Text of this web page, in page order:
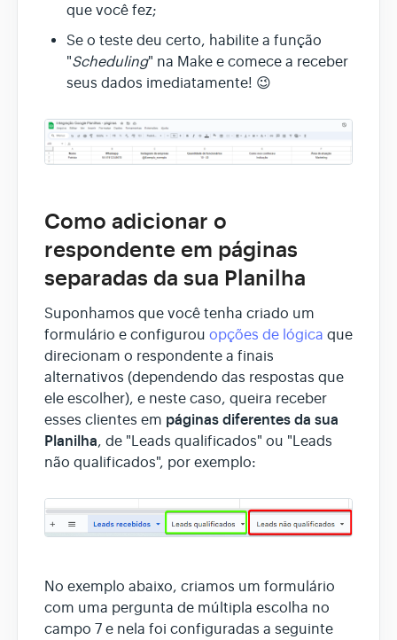
que você fez;
Se o teste deu certo, habilite a função
"Scheduling" na Make e comece a receber
seus dados imediatamente! 😉
Como adicionar o
respondente em páginas
separadas da sua Planilha
Suponhamos que você tenha criado um
formulário e configurou opções de lógica que
direcionam o respondente a finais
alternativos (dependendo das respostas que
ele escolher), e neste caso, queira receber
esses clientes em páginas diferentes da sua
Planilha, de "Leads qualificados" ou "Leads
não qualificados", por exemplo:
No exemplo abaixo, criamos um formulário
com uma pergunta de múltipla escolha no
campo 7 e nela foi configuradas a seguinte